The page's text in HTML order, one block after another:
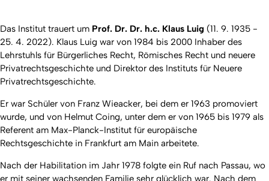
Das Institut trauert um Prof. Dr. Dr. h.c. Klaus Luig (11. 9. 1935 -
25. 4. 2022). Klaus Luig war von 1984 bis 2000 Inhaber des
Lehrstuhls für Bürgerliches Recht, Römisches Recht und neuere
Privatrechtsgeschichte und Direktor des Instituts für Neuere
Privatrechtsgeschichte.
Er war Schüler von Franz Wieacker, bei dem er 1963 promoviert
wurde, und von Helmut Coing, unter dem er von 1965 bis 1979 als
Referent am Max-Planck-Institut für europäische
Rechtsgeschichte in Frankfurt am Main arbeitete.
Nach der Habilitation im Jahr 1978 folgte ein Ruf nach Passau, wo
er mit seiner wachsenden Familie sehr glücklich war. Nach dem